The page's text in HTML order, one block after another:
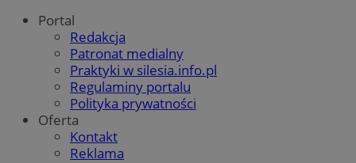
Portal
Redakcja
Patronat medialny
Praktyki w silesia.info.pl
Regulaminy portalu
Polityka prywatności
Oferta
Kontakt
Reklama